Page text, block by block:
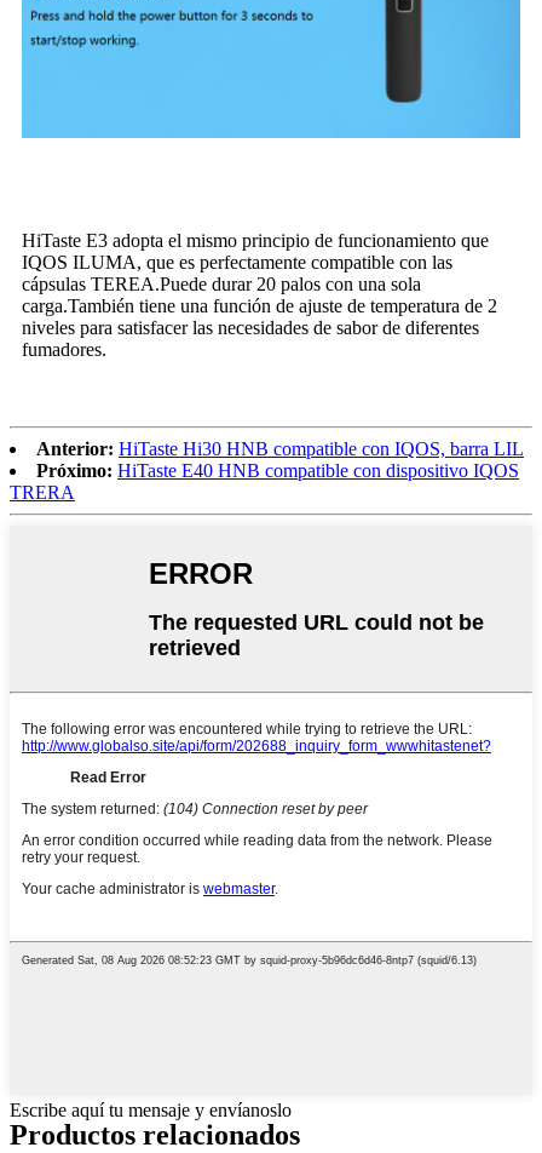
HiTaste E3 adopta el mismo principio de funcionamiento que
IQOS ILUMA, que es perfectamente compatible con las
cápsulas TEREA.Puede durar 20 palos con una sola
carga.También tiene una función de ajuste de temperatura de 2
niveles para satisfacer las necesidades de sabor de diferentes
fumadores.
Anterior: HiTaste Hi30 HNB compatible con IQOS, barra LIL
Próximo: HiTaste E40 HNB compatible con dispositivo IQOS
TRERA
Escribe aquí tu mensaje y envíanoslo
Productos relacionados